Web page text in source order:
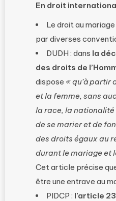
En droit
Le droit au
par diverses
DUDH : dans la
des droits de
dispose « qu’à partir
et la femme, sans
la race, la nationalité
de se marier et de
des droits égaux au
durant le mariage et
Cet article précise
être une entrave au
PIDCP : l’article